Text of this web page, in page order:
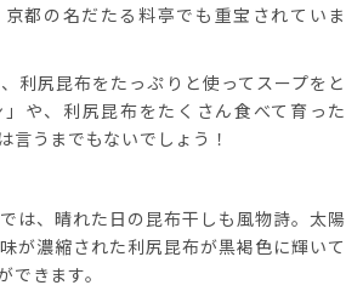
都の名だたる料亭でも重宝されていま
利尻昆布をたっぷりと使ってスープをと
や、利尻昆布をたくさん食べて育った
言うまでもないでしょう！
は、晴れた日の昆布干しも風物詩。太陽
が濃縮された利尻昆布が黒褐色に輝いて
できます。